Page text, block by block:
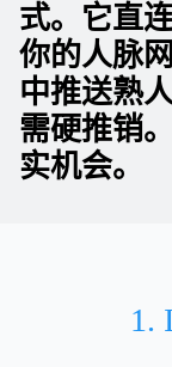
式。它直
你的人脉
中推送熟
需硬推销
实机会。
1.